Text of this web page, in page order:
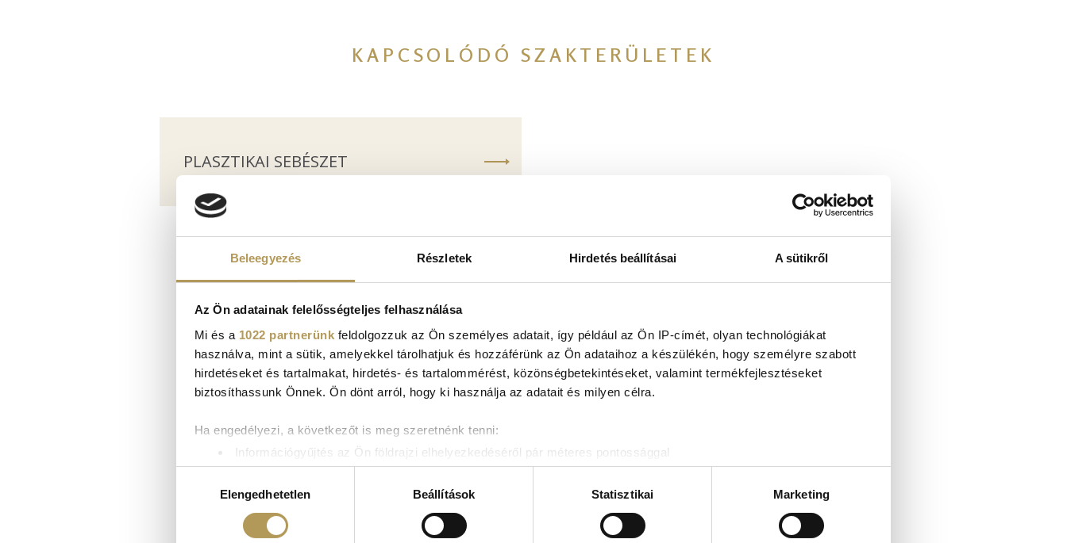
Beleegyezés Részletek Hirdetés beállításai A sütikről
Az Ön adatainak felelősségteljes felhasználása
Mi és a 1022 partnerünk feldolgozzuk az Ön személyes adatait, így például az Ön IP-címét, olyan technológiákat
használva, mint a sütik, amelyekkel tárolhatjuk és hozzáférünk az Ön adataihoz a készülékén, hogy személyre szabott
hirdetéseket és tartalmakat, hirdetés- és tartalommérést, közönségbetekintéseket, valamint termékfejlesztéseket
biztosíthassunk Önnek. Ön dönt arról, hogy ki használja az adatait és milyen célra.
Ha engedélyezi, a következőt is meg szeretnénk tenni:
Információgyűjtés az Ön földrajzi elhelyezkedéséről pár méteres pontossággal
Az Ön készülékén beazonosítása annak konkrét tulajdonságainak (ujjlenyomat) aktív ellenőrzésével
Tudjon meg többet személyes adatainak feldolgozási módjairól és adja meg preferenciáit a
Részletek pontban. Bármikor
módosíthatja vagy visszavonhatja a Sütinyilatkozathoz való hozzájárulását.
kiválasztásaElengedhetetlen Beállítások Statisztikai Marketing
KAPCSOLÓDÓ SZAKTERÜLETEK
PLASZTIKAI SEBÉSZET
KAPCSOLÓDÓ GALÉRIA